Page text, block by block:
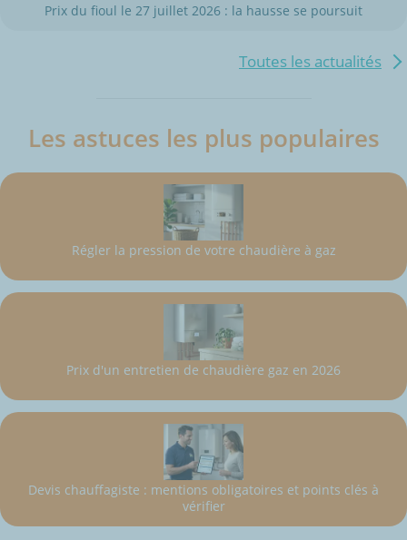
Prix du fioul le 27 juillet 2026 : la hausse se poursuit
Toutes les actualités
Les astuces les plus populaires
Régler la pression de votre chaudière à gaz
Prix d'un entretien de chaudière gaz en 2026
Devis chauffagiste : mentions obligatoires et points clés à
vérifier